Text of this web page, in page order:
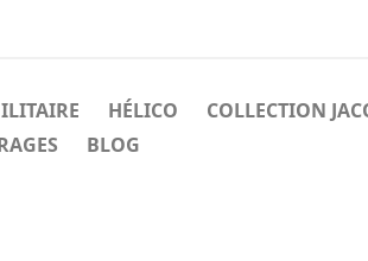
HÉLICO COLLECTION
BLOG